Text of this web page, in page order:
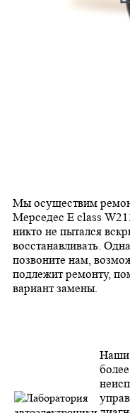
Мы осуществим
Мерседес E class
никто не пытался
восстанавливать.
позвоните нам,
подлежит ремонту,
вариант замены.
Наши